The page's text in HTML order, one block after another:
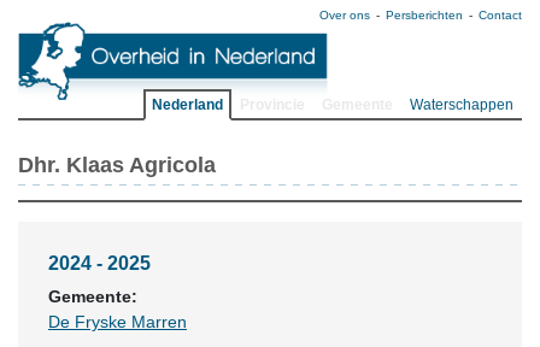
Over ons Persberichten Contact
Nederland Waterschappen
Dhr. Klaas Agricola
2024 - 2025
Gemeente:
De Fryske Marren